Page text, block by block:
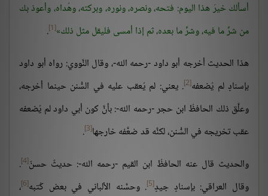
أسألك خيرَ هذا اليوم: فتحه، ونصره، ونوره، وبركته، وهُداه، وأعوذ بك
من شرِّ ما فيه، وشرِّ ما بعده، ثم إذا أمسى فليقل مثل ذلك [1]
.
هذا الحديث أخرجه أبو داود -رحمه الله-، وقال النَّووي: رواه أبو داود
بإسنادٍ لم يُضعفه[2] . يعني: لم يُعقب عليه في السُّنن حينما أخرجه،
وعلَّق ذلك الحافظُ ابن حجر -رحمه الله-: بأنَّ كون أبي داود لم يُضعفه
عقب تخريجه في السُّنن، لكنَّه قد ضعَّفه خارجها[3]
.
والحديث قال عنه الحافظُ ابن القيم -رحمه الله-: حديثٌ حسنٌ[4]
.
وقال العراقي: بإسنادٍ جيدٍ[5] . وحسَّنه الألباني في بعض كُتبه[6] ،